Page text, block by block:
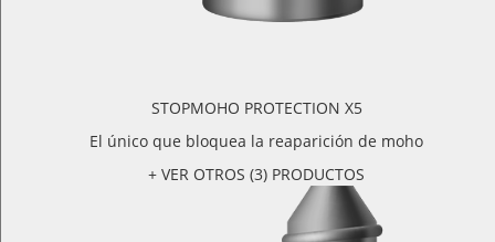
STOPMOHO PROTECTION X5
El único que bloquea la reaparición de moho
+ VER OTROS (3) PRODUCTOS